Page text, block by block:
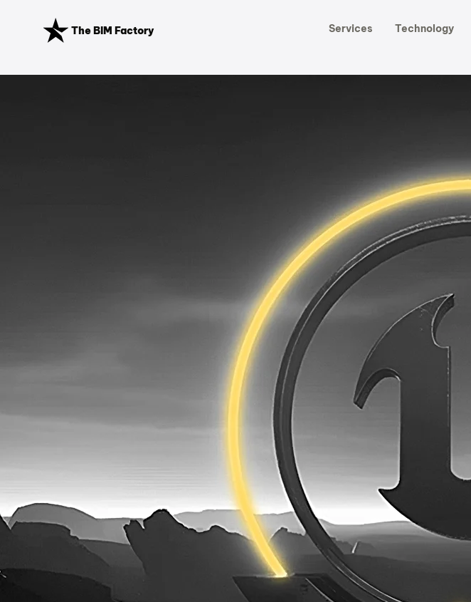
The BIM Factory Services Technology